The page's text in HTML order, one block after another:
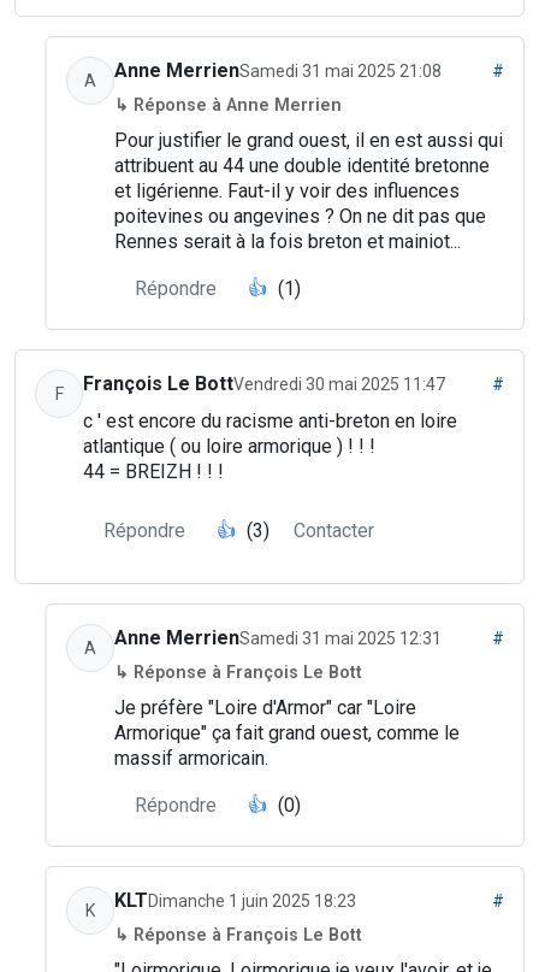
A Anne MerrienSamedi 31 mai 2025 21:08 #
↳ Réponse à Anne Merrien
Pour justifier le grand ouest, il en est aussi qui
attribuent au 44 une double identité bretonne
et ligérienne. Faut-il y voir des influences
poitevines ou angevines ? On ne dit pas que
Rennes serait à la fois breton et mainiot...
Répondre 👍 (1)
F François Le BottVendredi 30 mai 2025 11:47 #
c ' est encore du racisme anti-breton en loire
atlantique ( ou loire armorique ) ! ! !
44 = BREIZH ! ! !
Répondre 👍 (3) Contacter
A Anne MerrienSamedi 31 mai 2025 12:31 #
↳ Réponse à François Le Bott
Je préfère "Loire d'Armor" car "Loire
Armorique" ça fait grand ouest, comme le
massif armoricain.
Répondre 👍 (0)
K KLTDimanche 1 juin 2025 18:23 #
↳ Réponse à François Le Bott